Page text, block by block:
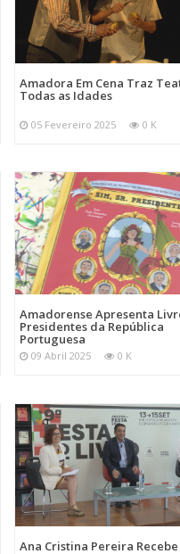
Amadora Em Cena Traz
Todas as Idades
05 Fevereiro 2025 0 K
Amadorense Apresenta
Presidentes da República
Portuguesa
09 Abril 2025 0 K
Ana Cristina Pereira